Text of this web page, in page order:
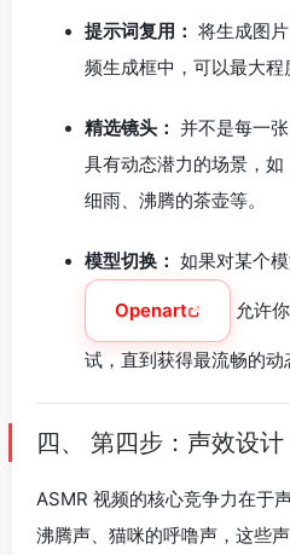
提示词复用： 将生成图
频生成框中，可以最大程
精选镜头： 并不是每一
具有动态潜力的场景，
细雨、沸腾的茶壶等。
模型切换： 如果对某个
Openart 允许
试，直到获得最流畅的动
四、 第四步：声效设计
ASMR 视频的核心竞争力在于
沸腾声、猫咪的呼噜声，这些